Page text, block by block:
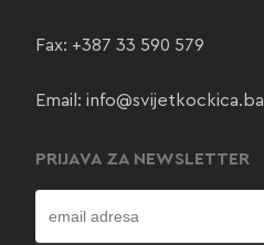
Fax: +387 33 590 579
Email: info@svijetkockica.ba
PRIJAVA ZA NEWSLETTER